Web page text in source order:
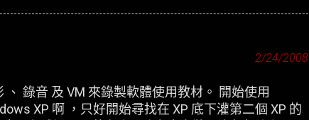
2/24/2008
錄音 及 VM 來錄製軟體使用教材。 開始使用
XP 啊 ，只好開始尋找在 XP 底下灌第二個 XP 的